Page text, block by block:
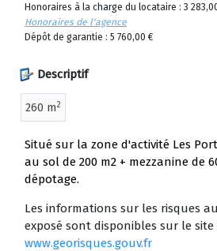
Honoraires à la charge du locataire : 3
Honoraires de l'agence
Dépôt de garantie : 5 760,00 €
Descriptif
260 m2
Situé sur la zone d'activité Les
au sol de 200 m2 + mezzanine de
dépotage.
Les informations sur les risques
exposé sont disponibles sur le site
www.georisques.gouv.fr